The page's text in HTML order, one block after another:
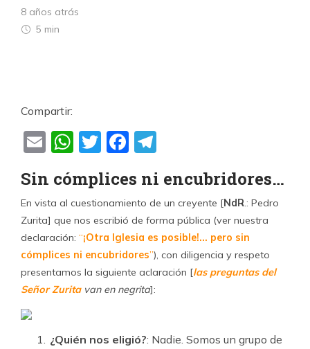
8 años atrás
5 min
Compartir:
EmailWhatsApp
TwitterFacebook
Sin cómplices ni encubridores…
En vista al cuestionamiento de un creyente [NdR.: Pedro
Zurita] que nos escribió de forma pública (ver nuestra
declaración: “¡Otra Iglesia es posible!… pero sin
cómplices ni encubridores”), con diligencia y respeto
presentamos la siguiente aclaración [las preguntas del
Señor Zuritavan en negrita]:
¿Quién nos eligió?: Nadie. Somos un grupo de